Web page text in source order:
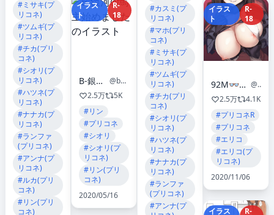
#ミサキ(プ
リコネ)
#ツムギ(プ
リコネ)
#チカ(プリ
コネ)
#シオリ(プ
リコネ)
#ハツネ(プ
リコネ)
#ナナカ(プ
リコネ)
#ランファ
(プリコネ)
#アンナ(プ
リコネ)
#ルカ(プリ
コネ)
#リン(プリ
コネ)
イラス
ト
R-
18
B-銀河@馬主始めました
@body_ma_ginga
2.5万
5K
#リン
#プリコネ
#シオリ
#シオリ(プ
リコネ)
#リン(プリ
コネ)
2020/05/16
#カスミ(プ
リコネ)
#マホ(プリ
コネ)
#ミサキ(プ
リコネ)
#ツムギ(プ
リコネ)
#チカ(プリ
コネ)
#シオリ(プ
リコネ)
#ハツネ(プ
リコネ)
#ナナカ(プ
リコネ)
#ランファ
(プリコネ)
#アンナ(プ
イラス
ト
R-
18
92M👓2日目東ユ42b
@92M
2.5万
4.1K
#プリコネR
#プリコネ
#エリコ
#エリコ(プ
リコネ)
2020/11/06
イラス
R-